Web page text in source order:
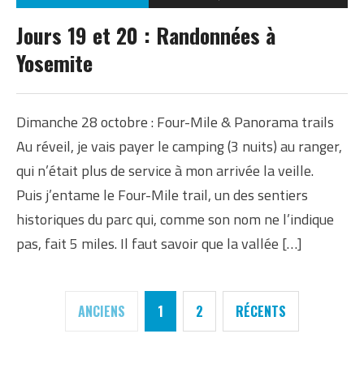
ÉTATS-UNIS
Jours 19 et 20 : Randonnées à
Yosemite
Dimanche 28 octobre : Four-Mile & Panorama trails
Au réveil, je vais payer le camping (3 nuits) au ranger,
qui n’était plus de service à mon arrivée la veille.
Puis j’entame le Four-Mile trail, un des sentiers
historiques du parc qui, comme son nom ne l’indique
pas, fait 5 miles. Il faut savoir que la vallée […]
ANCIENS 1 2 RÉCENTS